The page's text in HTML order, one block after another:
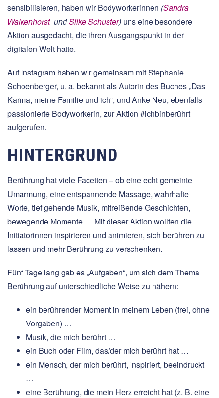
sensibilisieren, haben wir Bodyworkerinnen (Sandra
Walkenhorst undSilke Schuster) uns eine besondere
Aktion ausgedacht, die ihren Ausgangspunkt in der
digitalen Welt hatte.
Auf Instagram haben wir gemeinsam mit Stephanie
Schoenberger, u. a. bekannt als Autorin des Buches „Das
Karma, meine Familie und ich“, und Anke Neu, ebenfalls
passionierte Bodyworkerin, zur Aktion #ichbinberührt
aufgerufen.
HINTERGRUND
Berührung hat viele Facetten – ob eine echt gemeinte
Umarmung, eine entspannende Massage, wahrhafte
Worte, tief gehende Musik, mitreißende Geschichten,
bewegende Momente … Mit dieser Aktion wollten die
Initiatorinnen inspirieren und animieren, sich berühren zu
lassen und mehr Berührung zu verschenken.
Fünf Tage lang gab es „Aufgaben“, um sich dem Thema
Berührung auf unterschiedliche Weise zu nähern:
ein berührender Moment in meinem Leben (frei, ohne
Vorgaben) …
Musik, die mich berührt …
ein Buch oder Film, das/der mich berührt hat …
ein Mensch, der mich berührt, inspiriert, beeindruckt
…
eine Berührung, die mein Herz erreicht hat (z. B. eine